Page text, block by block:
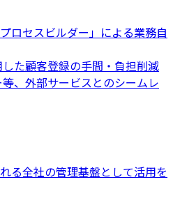
ロセスビルダー」による業務自
した顧客登録の手間・負担削減
、外部サービスとのシームレ
る全社の管理基盤として活用を